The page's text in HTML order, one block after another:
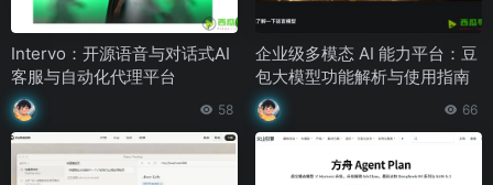
Intervo：开源语音与对话式AI
客服与自动化代理平台
58
企业级多模态 AI 能力平台：豆
包大模型功能解析与使用指南
66